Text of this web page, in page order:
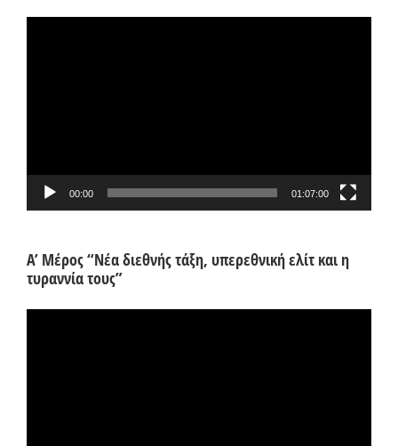
00:00 01:07:00
Α’ Μέρος “Νέα διεθνής τάξη, υπερεθνική ελίτ και η
τυραννία τους”